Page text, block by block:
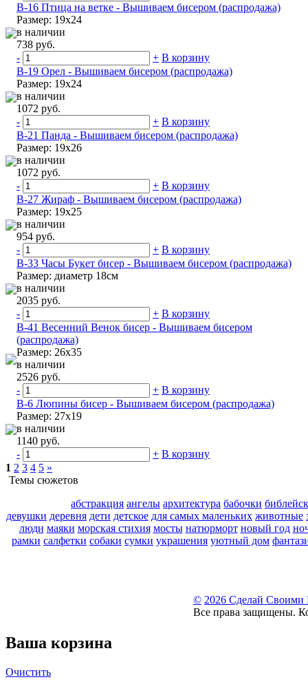
B-16 Птица на ветке - Вышиваем бисером (распродажа)
Размер: 19х24
в наличии
738 руб.
-
+ В корзину
B-19 Орел - Вышиваем бисером (распродажа)
Размер: 19х24
в наличии
1072 руб.
-
+ В корзину
B-21 Панда - Вышиваем бисером (распродажа)
Размер: 19х26
в наличии
1072 руб.
-
+ В корзину
B-27 Жираф - Вышиваем бисером (распродажа)
Размер: 19х25
в наличии
954 руб.
-
+ В корзину
B-33 Часы Букет бисер - Вышиваем бисером (распродажа)
Размер: диаметр 18см
в наличии
2035 руб.
-
+ В корзину
B-41 Весенний Венок бисер - Вышиваем бисером
(распродажа)
Размер: 26х35
в наличии
2526 руб.
-
+ В корзину
B-6 Люпины бисер - Вышиваем бисером (распродажа)
Размер: 27х19
в наличии
1140 руб.
-
+ В корзину
1 2 3 4 5 »
Темы сюжетов
абстракция ангелы архитектура бабочки
девушки деревня дети детское для самых маленьких животные
люди маяки морская стихия мосты натюрморт новый год
рамки салфетки собаки сумки украшения уютный дом
© 2026 Сделай Своими
Все права защищены.
Ваша корзина
Очистить